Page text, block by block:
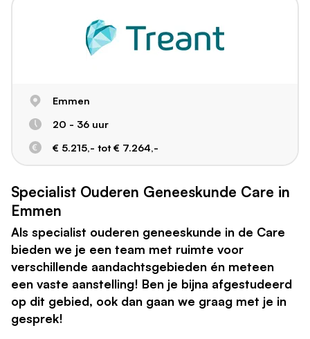
Emmen
20 - 36 uur
€ 5.215,- tot € 7.264,-
Specialist Ouderen Geneeskunde Care in
Emmen
Als specialist ouderen geneeskunde in de Care
bieden we je een team met ruimte voor
verschillende aandachtsgebieden én meteen
een vaste aanstelling! Ben je bijna afgestudeerd
op dit gebied, ook dan gaan we graag met je in
gesprek!